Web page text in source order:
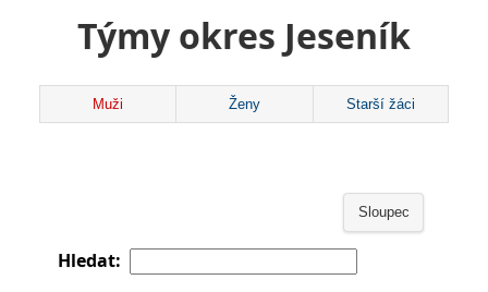
Týmy okres Jeseník
Muži Ženy Starší žáci
Sloupec
Hledat: